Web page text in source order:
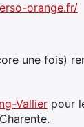
orange.fr/
une fois)
Vallier pour